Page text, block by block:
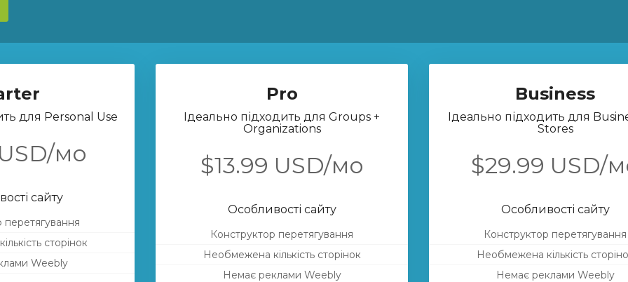
для Personal Use
мо
сайту
перетягування
сторінок
Weebly
Pro
Ідеально підходить для Groups +
Organizations
$13.99 USD/мо
Особливості сайту
Конструктор перетягування
Необмежена кількість сторінок
Немає реклами Weebly
Business
Ідеально підходить для
Stores
$29.99 USD/
Особливості сайту
Конструктор перетягування
Необмежена кількість
Немає реклами Weebly